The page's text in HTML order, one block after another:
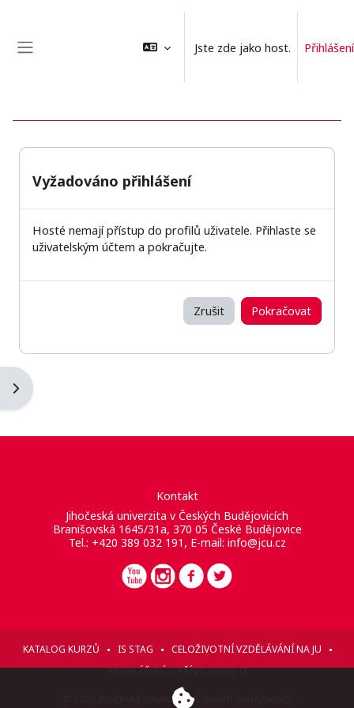
Jste zde jako host. Přihlášení
Otevřít panel bloku
Vyžadováno přihlášení
Hosté nemají přístup do profilů uživatele. Přihlaste se
uživatelským účtem a pokračujte.
Zrušit Pokračovat
Kontakt
Jihočeská univerzita v Českých Budějovicích
Branišovská 1645/31a, 370 05 České Budějovice
Tel.: +420 389 032 191, E-mail: info@jcu.cz
KATALOG KURZŮ IS STAG
CELOŽIVOTNÍ VZDĚLÁVÁNÍ NA JU
PROHLÁŠENÍ O PŘÍSTUPNOSTI
© 2026 Jihočeská univerzita v Českých Budějovicích